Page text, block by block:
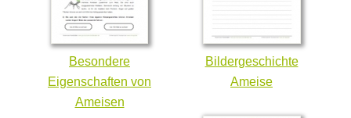
Besondere
Eigenschaften von
Ameisen
Bildergeschichte
Ameise